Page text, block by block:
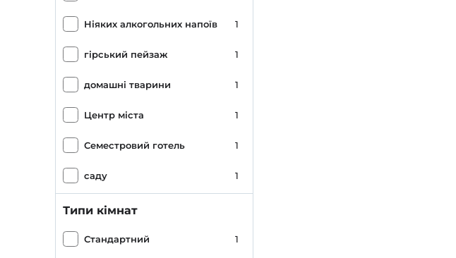
Ніяких алкогольних напоїв 1
гірський пейзаж 1
домашні тварини 1
Центр міста 1
Семестровий готель 1
саду 1
Двір
Готель Vineyard 1
Типи кімнат
Стандартний 1